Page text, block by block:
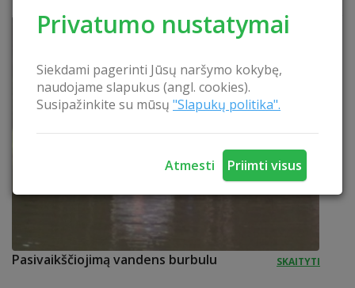
Privatumo nustatymai
Siekdami pagerinti Jūsų naršymo kokybę,
naudojame slapukus (angl. cookies).
Susipažinkite su mūsų "Slapukų politika".
Atmesti Priimti visus
Pasivaikščiojimą vandens burbulu SKAITYTI